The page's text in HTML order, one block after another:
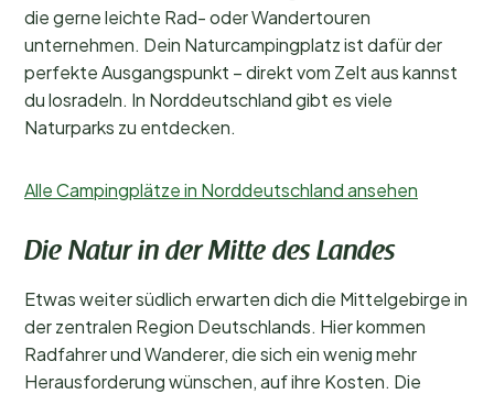
die gerne leichte Rad- oder Wandertouren
unternehmen. Dein Naturcampingplatz ist dafür der
perfekte Ausgangspunkt – direkt vom Zelt aus kannst
du losradeln. In Norddeutschland gibt es viele
Naturparks zu entdecken.
Alle Campingplätze in Norddeutschland ansehen
Die Natur in der Mitte des Landes
Etwas weiter südlich erwarten dich die Mittelgebirge in
der zentralen Region Deutschlands. Hier kommen
Radfahrer und Wanderer, die sich ein wenig mehr
Herausforderung wünschen, auf ihre Kosten. Die